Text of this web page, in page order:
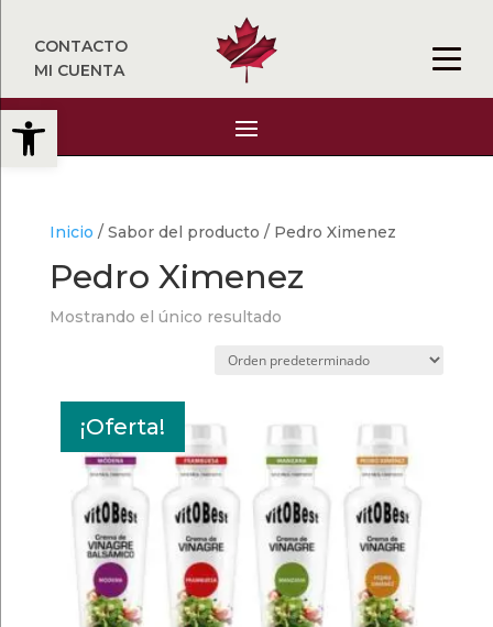
Abrir barra de herramientas
CONTACTO
MI CUENTA
Inicio / Sabor del producto / Pedro Ximenez
Pedro Ximenez
Mostrando el único resultado
¡Oferta!